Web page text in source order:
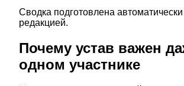
Сводка подготовлена
редакцией.
Почему устав важен
одном участнике